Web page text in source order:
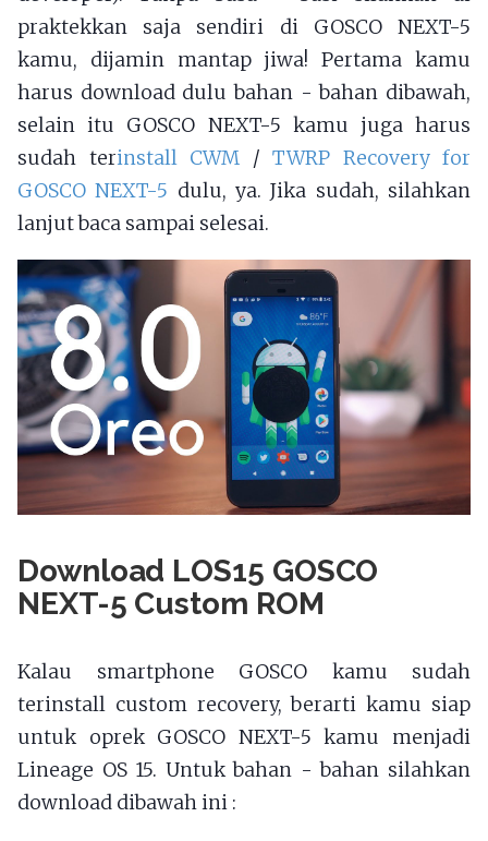
praktekkan saja sendiri di GOSCO NEXT-5
kamu, dijamin mantap jiwa! Pertama kamu
harus download dulu bahan - bahan dibawah,
selain itu GOSCO NEXT-5 kamu juga harus
sudah terinstall CWM / TWRP Recovery for
GOSCO NEXT-5 dulu, ya. Jika sudah, silahkan
lanjut baca sampai selesai.
Download LOS15 GOSCO
NEXT-5 Custom ROM
Kalau smartphone GOSCO kamu sudah
terinstall custom recovery, berarti kamu siap
untuk oprek GOSCO NEXT-5 kamu menjadi
Lineage OS 15. Untuk bahan - bahan silahkan
download dibawah ini :